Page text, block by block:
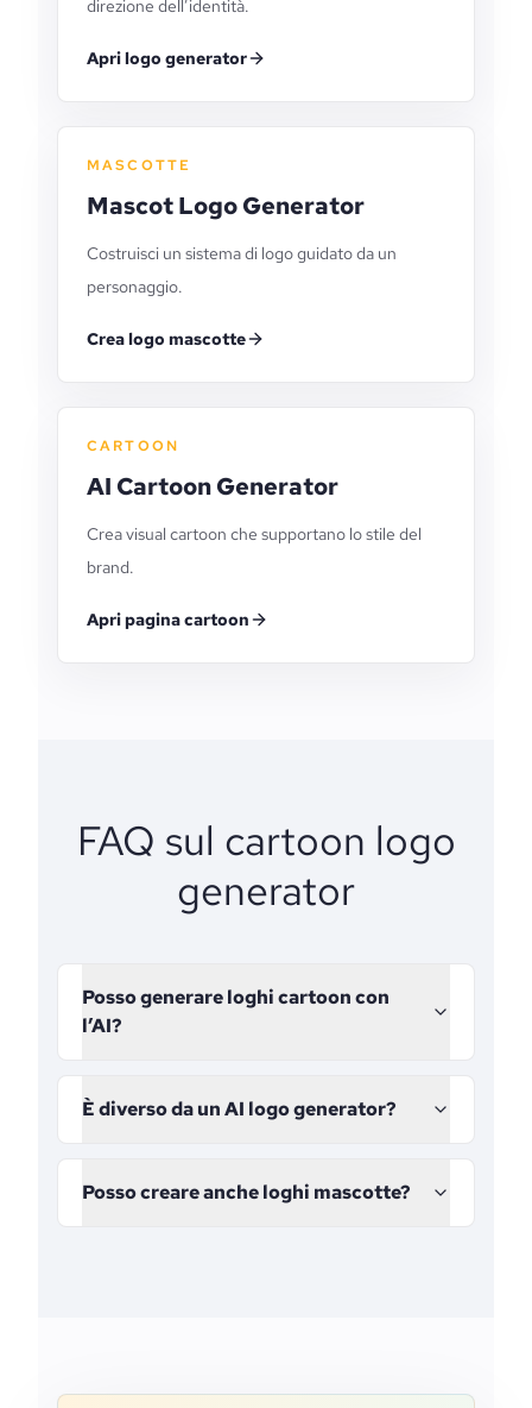
direzione dell’identità.
Apri logo generator
MASCOTTE
Mascot Logo Generator
Costruisci un sistema di logo guidato da un
personaggio.
Crea logo mascotte
CARTOON
AI Cartoon Generator
Crea visual cartoon che supportano lo stile del
brand.
Apri pagina cartoon
FAQ sul cartoon logo
generator
Posso generare loghi cartoon con
l’AI?
È diverso da un AI logo generator?
Posso creare anche loghi mascotte?